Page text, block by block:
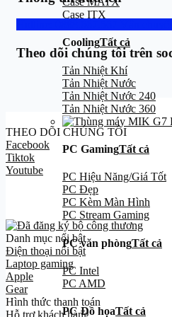
Case ITX
CoolingTất cả
Tản Nhiệt Khí
Tản Nhiệt Nước
Tản Nhiệt Nước 240
Tản Nhiệt Nước 360
PC GamingTất cả
PC Hiệu Năng/Giá Tốt
PC Đẹp
PC Kèm Màn Hình
PC Stream Gaming
PC văn phòngTất cả
PC Intel
PC AMD
PC Đồ họaTất cả
Theo dõi chúng tôi trên
THEO DÕI CHÚNG TÔI
Facebook
Tiktok
Youtube
Danh mục nổi bật
Điện thoại nổi bật
Laptop gaming
Apple
Gear
Hình thức thanh toán
Hỗ trợ khách hàng